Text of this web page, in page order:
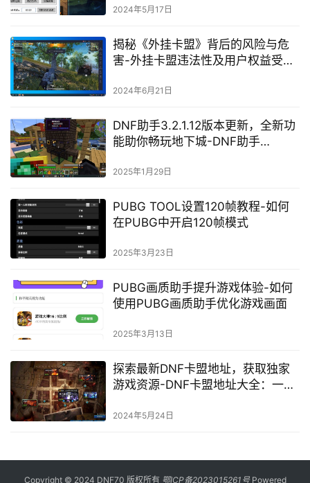
2024年5月17日
揭秘《外挂卡盟》背后的风险与危
害-外挂卡盟违法性及用户权益受损
2024年6月21日
DNF助手3.2.1.12版本更新，全新功
能助你畅玩地下城-DNF助手
2025年1月29日
PUBG TOOL设置120帧教程-如何
在PUBG中开启120帧模式
2025年3月23日
PUBG画质助手提升游戏体验-如何
使用PUBG画质助手优化游戏画面
2025年3月13日
探索最新DNF卡盟地址，获取独家
游戏资源-DNF卡盟地址大全：一站
2024年5月24日
Copyright © 2024 DNF70 版权所有 鄂ICP备2023015261号Powered